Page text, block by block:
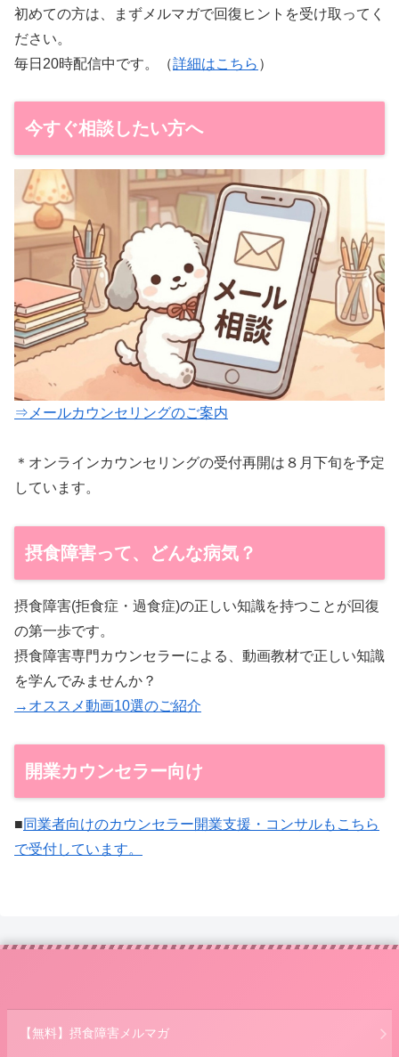
初めての方は、まずメルマガで回復ヒントを受け取ってく
ださい。
毎日20時配信中です。（詳細はこちら ）
今すぐ相談したい方へ
⇒メールカウンセリングのご案内
＊オンラインカウンセリングの受付再開は８月下旬を予定
しています。
摂食障害って、どんな病気？
摂食障害(拒食症・過食症)の正しい知識を持つことが回復
の第一歩です。
摂食障害専門カウンセラーによる、動画教材で正しい知識
を学んでみませんか？
→オススメ動画10選のご紹介
開業カウンセラー向け
■同業者向けのカウンセラー開業支援・コンサルもこちら
で受付しています。
【無料】摂食障害メルマガ